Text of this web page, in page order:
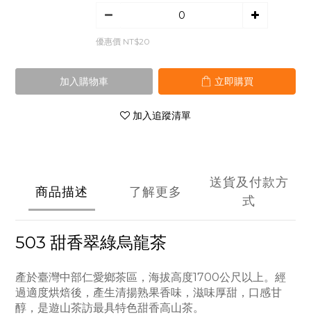
優惠價 NT$20
加入購物車 立即購買
加入追蹤清單
商品描述 了解更多
送貨及付款方
式
503 甜香翠綠烏龍茶
產於臺灣中部仁愛鄉茶區，海拔高度1700公尺以上。經
過適度烘焙後，產生清揚熟果香味，滋味厚甜，口感甘
醇，是遊山茶訪最具特色甜香高山茶。